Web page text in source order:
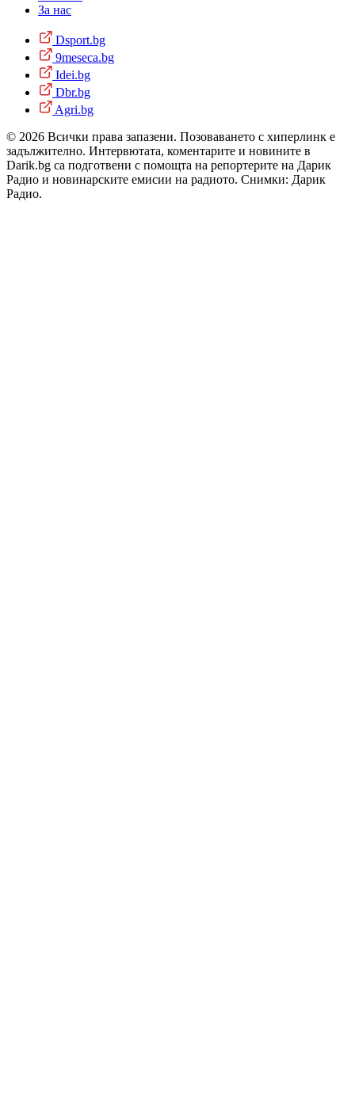
За нас
Dsport.bg
9meseca.bg
Idei.bg
Dbr.bg
Agri.bg
© 2026 Всички права запазени. Позоваването с хиперлинк е
задължително. Интервютата, коментарите и новините в
Darik.bg са подготвени с помощта на репортерите на Дарик
Радио и новинарските емисии на радиото. Снимки: Дарик
Радио.